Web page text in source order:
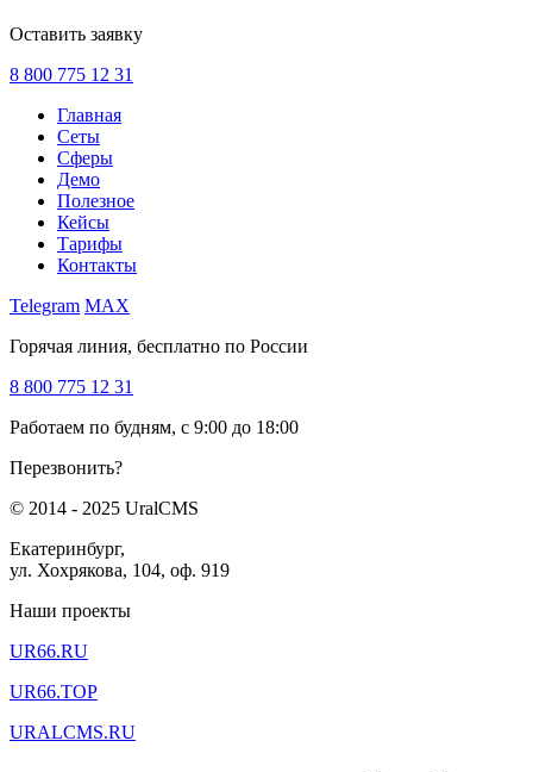
Оставить заявку
8 800 775 12 31
Главная
Сеты
Сферы
Демо
Полезное
Кейсы
Тарифы
Контакты
Telegram MAX
Горячая линия, бесплатно по России
8 800 775 12 31
Работаем по будням, с 9:00 до 18:00
Перезвонить?
© 2014 - 2025 UralCMS
Екатеринбург,
ул. Хохрякова, 104, оф. 919
Наши проекты
UR66.RU
UR66.TOP
URALCMS.RU